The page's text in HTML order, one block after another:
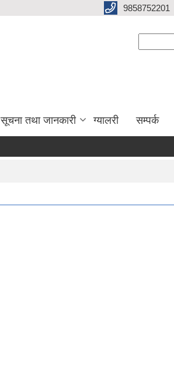
9858752201
सूचना तथा जानकारी ग्यालरी सम्पर्क